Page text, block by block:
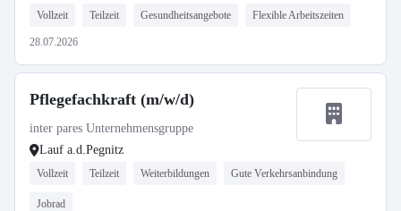
Vollzeit Teilzeit Gesundheitsangebote Flexible Arbeitszeiten
28.07.2026
Pflegefachkraft (m/w/d)
inter pares Unternehmensgruppe
Lauf a.d.Pegnitz
Vollzeit Teilzeit Weiterbildungen Gute Verkehrsanbindung
Jobrad